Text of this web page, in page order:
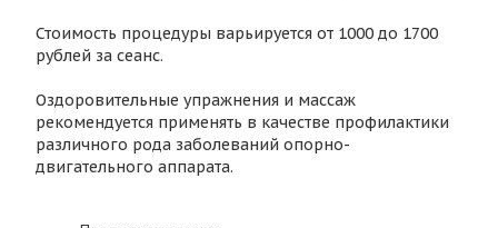
Стоимость процедуры варьируется от 1000 до 1700
рублей за сеанс.
Оздоровительные упражнения и массаж
рекомендуется применять в качестве профилактики
различного рода заболеваний опорно-
двигательного аппарата.